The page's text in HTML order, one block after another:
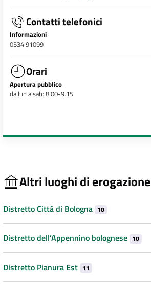
Contatti telefonici
Informazioni
0534 91099
Orari
Apertura pubblico
da lun a sab: 8.00-9.15
Altri luoghi di erogazione
Distretto Città di Bologna 10
Distretto dell’Appennino bolognese 10
Distretto Pianura Est 11